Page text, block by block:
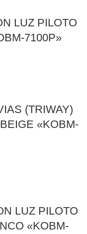
LUZ PILOTO
7100P»
(TRIWAY)
«KOBM-
LUZ PILOTO
«KOBM-